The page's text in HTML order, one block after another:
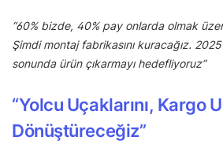
“60% bizde, 40% pay onlarda olmak
Şimdi montaj fabrikasını kuracağız. 2025
sonunda ürün çıkarmayı hedefliyoruz”
“Yolcu Uçaklarını, Kargo
Dönüştüreceğiz”